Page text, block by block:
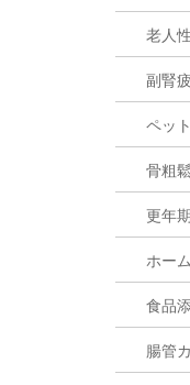
老人
副腎
ペッ
骨粗
更年
ホー
食品
腸管